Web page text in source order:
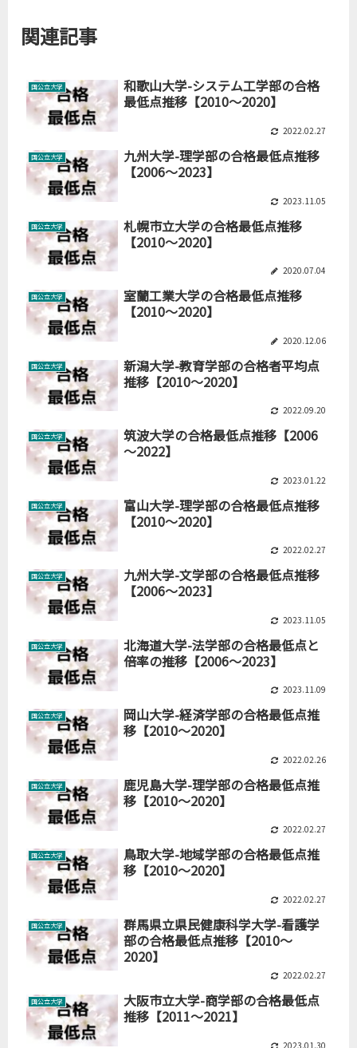
関連記事
国公立大学
和歌山大学-システム工学部の合格
最低点推移【2010～2020】
2022.02.27
国公立大学
九州大学-理学部の合格最低点推移
【2006～2023】
2023.11.05
国公立大学
札幌市立大学の合格最低点推移
【2010～2020】
2020.07.04
国公立大学
室蘭工業大学の合格最低点推移
【2010～2020】
2020.12.06
国公立大学
新潟大学-教育学部の合格者平均点
推移【2010～2020】
2022.09.20
国公立大学
筑波大学の合格最低点推移【2006
～2022】
2023.01.22
国公立大学
富山大学-理学部の合格最低点推移
【2010～2020】
2022.02.27
国公立大学
九州大学-文学部の合格最低点推移
【2006～2023】
2023.11.05
国公立大学
北海道大学-法学部の合格最低点と
倍率の推移【2006～2023】
2023.11.09
国公立大学
岡山大学-経済学部の合格最低点推
移【2010～2020】
2022.02.26
国公立大学
鹿児島大学-理学部の合格最低点推
移【2010～2020】
2022.02.27
国公立大学
鳥取大学-地域学部の合格最低点推
移【2010～2020】
2022.02.27
国公立大学
群馬県立県民健康科学大学-看護学
部の合格最低点推移【2010～
2020】
2022.02.27
国公立大学
大阪市立大学-商学部の合格最低点
推移【2011～2021】
2023.01.30